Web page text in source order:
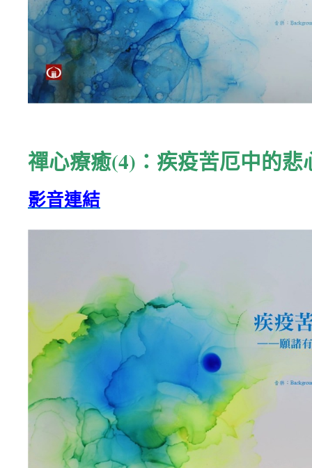
禪心療癒(4)：疾疫苦厄中的悲
影音連結